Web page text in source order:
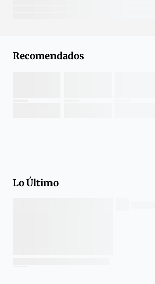
Recomendados
Lo Último